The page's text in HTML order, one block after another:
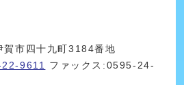
市四十九町3184番地
9611
ファックス:0595-24-